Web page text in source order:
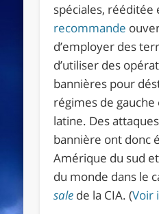
spéciales, rééditée
recommande
d’employer des
d’utiliser des
bannières pour
régimes de
latine. Des
bannière ont donc
Amérique du sud
du monde dans le
sale de la CIA. (Voir